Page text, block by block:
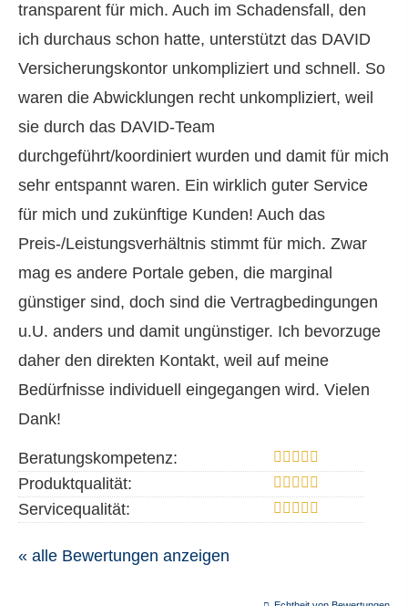
transparent für mich. Auch im Schadensfall, den
ich durchaus schon hatte, unterstützt das DAVID
Versicherungskontor unkompliziert und schnell. So
waren die Abwicklungen recht unkompliziert, weil
sie durch das DAVID-Team
durchgeführt/koordiniert wurden und damit für mich
sehr entspannt waren. Ein wirklich guter Service
für mich und zukünftige Kunden! Auch das
Preis-/Leistungsverhältnis stimmt für mich. Zwar
mag es andere Portale geben, die marginal
günstiger sind, doch sind die Vertragbedingungen
u.U. anders und damit ungünstiger. Ich bevorzuge
daher den direkten Kontakt, weil auf meine
Bedürfnisse individuell eingegangen wird. Vielen
Dank!
Beratungskompetenz:
Produktqualität:
Servicequalität:
« alle Bewertungen anzeigen